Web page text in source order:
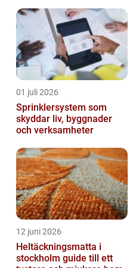
01 juli 2026
Sprinklersystem som
skyddar liv, byggnader
och verksamheter
12 juni 2026
Heltäckningsmatta i
stockholm guide till ett